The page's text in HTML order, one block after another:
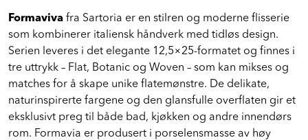
Formaviva fra Sartoria er en stilren og moderne flisserie
som kombinerer italiensk håndverk med tidløs design.
Serien leveres i det elegante 12,5×25-formatet og finnes i
tre uttrykk – Flat, Botanic og Woven – som kan mikses og
matches for å skape unike flatemønstre. De delikate,
naturinspirerte fargene og den glansfulle overflaten gir et
eksklusivt preg til både bad, kjøkken og andre innendørs
rom. Formavia er produsert i porselensmasse av høy